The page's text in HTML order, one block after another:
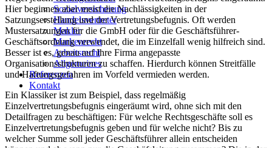
Sozialversicherung
Handelsvertreter
Makler
Markenrecht
Arbeitsrecht
Allgemeines
Referenzen
Kontakt
Hier beginnen aber meist die Nachlässigkeiten in der
Satzungserstellung und der Vertretungsbefugnis. Oft werden
Mustersatzungen für die GmbH oder für die Geschäftsführer-
Geschäftsordnung verwendet, die im Einzelfall wenig hilfreich sind.
Besser ist es, genau auf Ihre Firma angepasste
Organisationsstrukturen zu schaffen. Hierdurch können Streitfälle
und Haftungsgefahren im Vorfeld vermieden werden.
Ein Klassiker ist zum Beispiel, dass regelmäßig
Einzelvertretungsbefugnis eingeräumt wird, ohne sich mit den
Detailfragen zu beschäftigen: Für welche Rechtsgeschäfte soll es
Einzelvertretungsbefugnis geben und für welche nicht? Bis zu
welcher Summe soll jeder Geschäftsführer allein entscheiden